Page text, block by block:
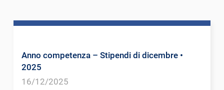
Anno competenza – Stipendi di dicembre •
2025
16/12/2025